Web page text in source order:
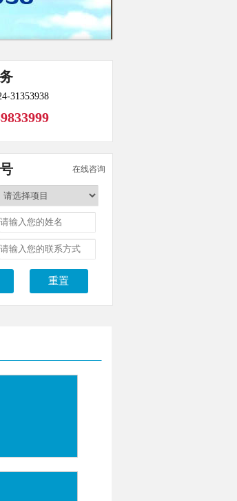
31353938
在线咨询